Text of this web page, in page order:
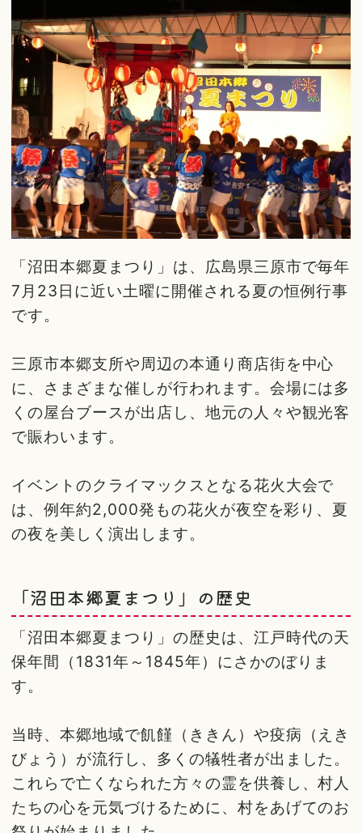
「沼田本郷夏まつり」は、広島県三原市で毎年
7月23日に近い土曜に開催される夏の恒例行事
です。
三原市本郷支所や周辺の本通り商店街を中心
に、さまざまな催しが行われます。会場には多
くの屋台ブースが出店し、地元の人々や観光客
で賑わいます。
イベントのクライマックスとなる花火大会で
は、例年約2,000発もの花火が夜空を彩り、夏
の夜を美しく演出します。
「沼田本郷夏まつり」の歴史
「沼田本郷夏まつり」の歴史は、江戸時代の天
保年間（1831年～1845年）にさかのぼりま
す。
当時、本郷地域で飢饉（ききん）や疫病（えき
びょう）が流行し、多くの犠牲者が出ました。
これらで亡くなられた方々の霊を供養し、村人
たちの心を元気づけるために、村をあげてのお